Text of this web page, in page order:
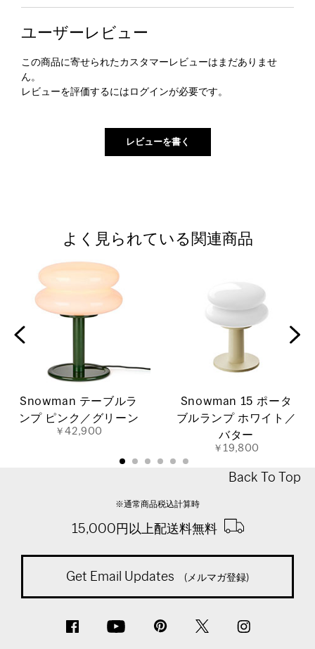
ユーザーレビュー
この商品に寄せられたカスタマーレビューはまだありませ
ん。
レビューを評価するには ログインが必要です。
よく見られている関連商品
Snowman テーブルラ
ンプ ピンク／グリーン
￥42,900
Snowman 15 ポータ
ブルランプ ホワイト／
バター
￥19,800
Back To Top
※通常商品税込計算時
15,000円以上配送料無料
Get Email Updates (メルマガ登録)